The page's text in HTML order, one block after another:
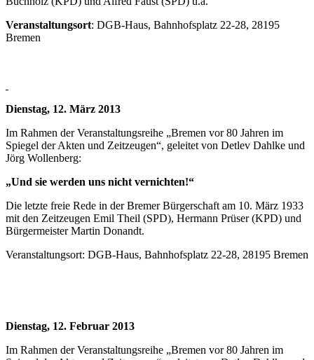
Veranstaltungsort: DGB-Haus, Bahnhofsplatz 22-28, 28195
Bremen
Dienstag, 12. März 2013
Im Rahmen der Veranstaltungsreihe „Bremen vor 80 Jahren im
Spiegel der Akten und Zeitzeugen“, geleitet von Detlev Dahlke und
Jörg Wollenberg:
„Und sie werden uns nicht vernichten!“
Die letzte freie Rede in der Bremer Bürgerschaft am 10. März 1933
mit den Zeitzeugen Emil Theil (SPD), Hermann Prüser (KPD) und
Bürgermeister Martin Donandt.
Veranstaltungsort: DGB-Haus, Bahnhofsplatz 22-28, 28195 Bremen
Dienstag, 12. Februar 2013
Im Rahmen der Veranstaltungsreihe „Bremen vor 80 Jahren im